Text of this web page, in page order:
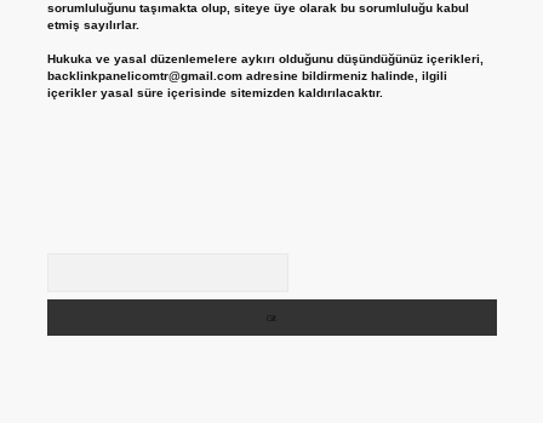
sorumluluğunu taşımakta olup, siteye üye olarak bu sorumluluğu kabul
etmiş sayılırlar.
Hukuka ve yasal düzenlemelere aykırı olduğunu düşündüğünüz içerikleri,
backlinkpanelicomtr@gmail.comadresine bildirmeniz halinde, ilgili
içerikler yasal süre içerisinde sitemizden kaldırılacaktır.